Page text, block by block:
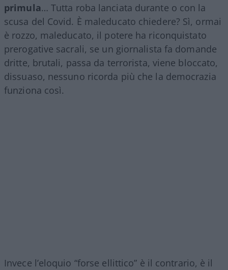
primula… Tutta roba lanciata durante o con la
scusa del Covid. È maleducato chiedere? Sì, ormai
è rozzo, maleducato, il potere ha riconquistato
prerogative sacrali, se un giornalista fa domande
dritte, brutali, passa da terrorista, viene bloccato,
dissuaso, nessuno ricorda più che la democrazia
funziona così.
Invece l’eloquio “forse ellittico” è il contrario, è il